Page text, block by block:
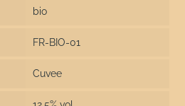
bio
FR-BIO-01
Cuvee